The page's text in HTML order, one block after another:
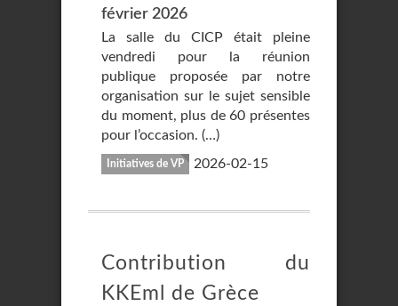
février 2026
La salle du CICP était pleine
vendredi pour la réunion
publique proposée par notre
organisation sur le sujet sensible
du moment, plus de 60 présentes
pour l’occasion. (…)
Initiatives de VP 2026-02-15
Contribution du
KKEml de Grèce